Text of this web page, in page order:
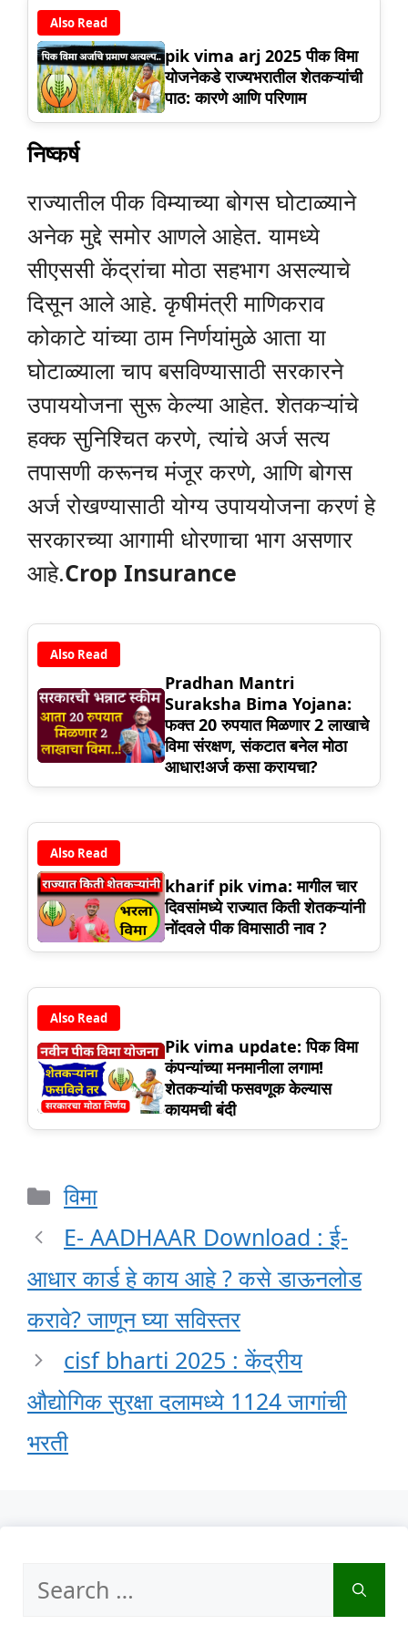
Also Read
pik vima arj 2025 पीक विमा
योजनेकडे राज्यभरातील शेतकऱ्यांची
पाठ: कारणे आणि परिणाम
निष्कर्ष
राज्यातील पीक विम्याच्या बोगस घोटाळ्याने
अनेक मुद्दे समोर आणले आहेत. यामध्ये
सीएससी केंद्रांचा मोठा सहभाग असल्याचे
दिसून आले आहे. कृषीमंत्री माणिकराव
कोकाटे यांच्या ठाम निर्णयांमुळे आता या
घोटाळ्याला चाप बसविण्यासाठी सरकारने
उपाययोजना सुरू केल्या आहेत. शेतकऱ्यांचे
हक्क सुनिश्चित करणे, त्यांचे अर्ज सत्य
तपासणी करूनच मंजूर करणे, आणि बोगस
अर्ज रोखण्यासाठी योग्य उपाययोजना करणं हे
सरकारच्या आगामी धोरणाचा भाग असणार
आहे.Crop Insurance
Also Read
Pradhan Mantri
Suraksha Bima Yojana:
फक्त 20 रुपयात मिळणार 2 लाखाचे
विमा संरक्षण, संकटात बनेल मोठा
आधार!अर्ज कसा करायचा?
Also Read
kharif pik vima: मागील चार
दिवसांमध्ये राज्यात किती शेतकऱ्यांनी
नोंदवले पीक विमासाठी नाव ?
Also Read
Pik vima update: पिक विमा
कंपन्यांच्या मनमानीला लगाम!
शेतकऱ्यांची फसवणूक केल्यास
कायमची बंदी
Categories
विमा
E- AADHAAR Download : ई-
आधार कार्ड हे काय आहे ? कसे डाऊनलोड
करावे? जाणून घ्या सविस्तर
cisf bharti 2025 : केंद्रीय
औद्योगिक सुरक्षा दलामध्ये 1124 जागांची
भरती
Search